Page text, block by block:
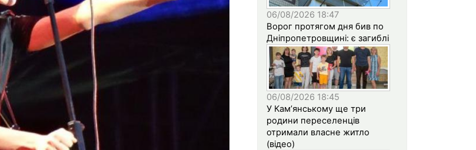
06/08/2026 18:47
Ворог протягом дня бив по
Дніпропетровщині: є загиблі
06/08/2026 18:45
У Кам’янському ще три
родини переселенців
отримали власне житло
(відео)